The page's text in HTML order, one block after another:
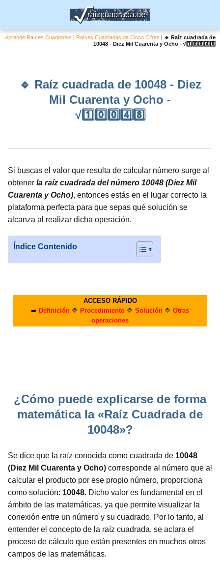
Aprende Raíces Cuadradas | Raíces Cuadradas de Cinco Cifras | 🔹 Raíz cuadrada de
10048 - Diez Mil Cuarenta y Ocho - √1️⃣0️⃣0️⃣4️⃣8️⃣
🔹 Raíz cuadrada de 10048 - Diez
Mil Cuarenta y Ocho -
√1️⃣0️⃣0️⃣4️⃣8️⃣
Si buscas el valor que resulta de calcular número surge al
obtener la raíz cuadrada del número 10048 (Diez Mil
Cuarenta y Ocho), entonces estás en el lugar correcto la
plataforma perfecta para que sepas qué solución se
alcanza al realizar dicha operación.
Índice Contenido
ACCESO RÁPIDO
➡️ Definición 🔷 Procedimiento 🔷 Solución 🔷 Otras
operaciones
¿Cómo puede explicarse de forma
matemática la «Raíz Cuadrada de
10048»?
Se dice que la raíz conocida como cuadrada de 10048
(Diez Mil Cuarenta y Ocho) corresponde al número que al
calcular el producto por ese propio número, proporciona
como solución: 10048. Dicho valor es fundamental en el
ámbito de las matemáticas, ya que permite visualizar la
conexión entre un número y su cuadrado. Por lo tanto, al
entender el concepto de la raíz cuadrada, se aclara el
proceso de cálculo que están presentes en muchos otros
campos de las matemáticas.